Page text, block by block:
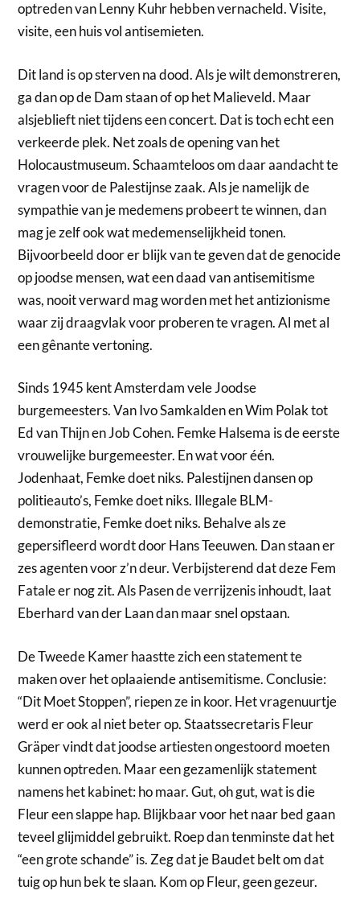
optreden van Lenny Kuhr hebben vernacheld. Visite,
visite, een huis vol antisemieten.
Dit land is op sterven na dood. Als je wilt demonstreren,
ga dan op de Dam staan of op het Malieveld. Maar
alsjeblieft niet tijdens een concert. Dat is toch echt een
verkeerde plek. Net zoals de opening van het
Holocaustmuseum. Schaamteloos om daar aandacht te
vragen voor de Palestijnse zaak. Als je namelijk de
sympathie van je medemens probeert te winnen, dan
mag je zelf ook wat medemenselijkheid tonen.
Bijvoorbeeld door er blijk van te geven dat de genocide
op joodse mensen, wat een daad van antisemitisme
was, nooit verward mag worden met het antizionisme
waar zij draagvlak voor proberen te vragen. Al met al
een gênante vertoning.
Sinds 1945 kent Amsterdam vele Joodse
burgemeesters. Van Ivo Samkalden en Wim Polak tot
Ed van Thijn en Job Cohen. Femke Halsema is de eerste
vrouwelijke burgemeester. En wat voor één.
Jodenhaat, Femke doet niks. Palestijnen dansen op
politieauto’s, Femke doet niks. Illegale BLM-
demonstratie, Femke doet niks. Behalve als ze
gepersifleerd wordt door Hans Teeuwen. Dan staan er
zes agenten voor z’n deur. Verbijsterend dat deze Fem
Fatale er nog zit. Als Pasen de verrijzenis inhoudt, laat
Eberhard van der Laan dan maar snel opstaan.
De Tweede Kamer haastte zich een statement te
maken over het oplaaiende antisemitisme. Conclusie:
“Dit Moet Stoppen”, riepen ze in koor. Het vragenuurtje
werd er ook al niet beter op. Staatssecretaris Fleur
Gräper vindt dat joodse artiesten ongestoord moeten
kunnen optreden. Maar een gezamenlijk statement
namens het kabinet: ho maar. Gut, oh gut, wat is die
Fleur een slappe hap. Blijkbaar voor het naar bed gaan
teveel glijmiddel gebruikt. Roep dan tenminste dat het
“een grote schande” is. Zeg dat je Baudet belt om dat
tuig op hun bek te slaan. Kom op Fleur, geen gezeur.